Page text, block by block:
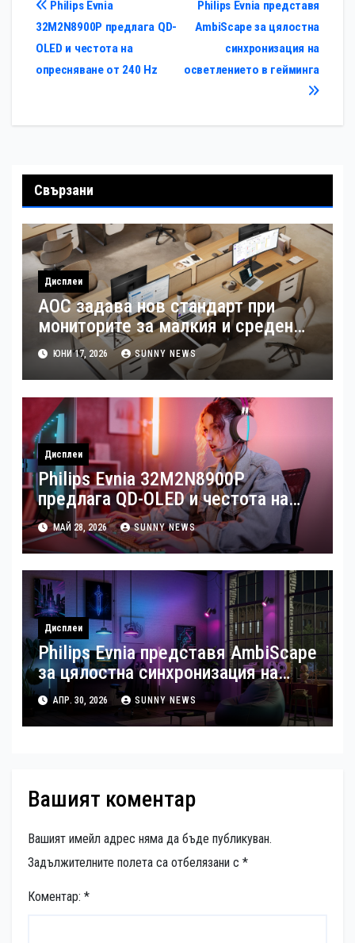
Навигация
Philips Evnia представя
AmbiScape за цялостна
синхронизация на
осветлението в гейминга
Philips Evnia
32M2N8900P предлага QD-
OLED и честота на
опресняване от 240 Hz
Свързани
Дисплеи
AOC задава нов стандарт при
мониторите за малкия и среден
бизнес
ЮНИ 17, 2026 SUNNY NEWS
Дисплеи
Philips Evnia 32M2N8900P
предлага QD-OLED и честота на
опресняване от 240 Hz
МАЙ 28, 2026 SUNNY NEWS
Дисплеи
Philips Evnia представя AmbiScape
за цялостна синхронизация на
осветлението в гейминга
АПР. 30, 2026 SUNNY NEWS
Вашият коментар
Вашият имейл адрес няма да бъде публикуван.
Задължителните полета са отбелязани с *
Коментар: *